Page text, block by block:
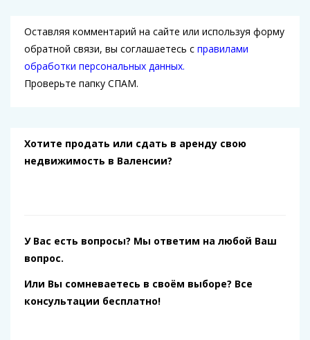
Оставляя комментарий на сайте или используя форму
обратной связи, вы соглашаетесь с правилами
обработки персональных данных.
Проверьте папку СПАМ.
Хотите продать или сдать в аренду свою
недвижимость в Валенсии?
У Вас есть вопросы? Мы ответим на любой Ваш
вопрос.
Или Вы сомневаетесь в своём выборе? Все
консультации бесплатно!